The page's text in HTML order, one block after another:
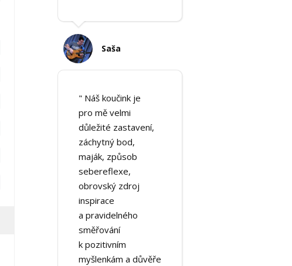
Saša
" Náš koučink je
pro mě velmi
důležité zastavení,
záchytný bod,
maják, způsob
sebereflexe,
obrovský zdroj
inspirace
a pravidelného
směřování
k pozitivním
myšlenkám a důvěře